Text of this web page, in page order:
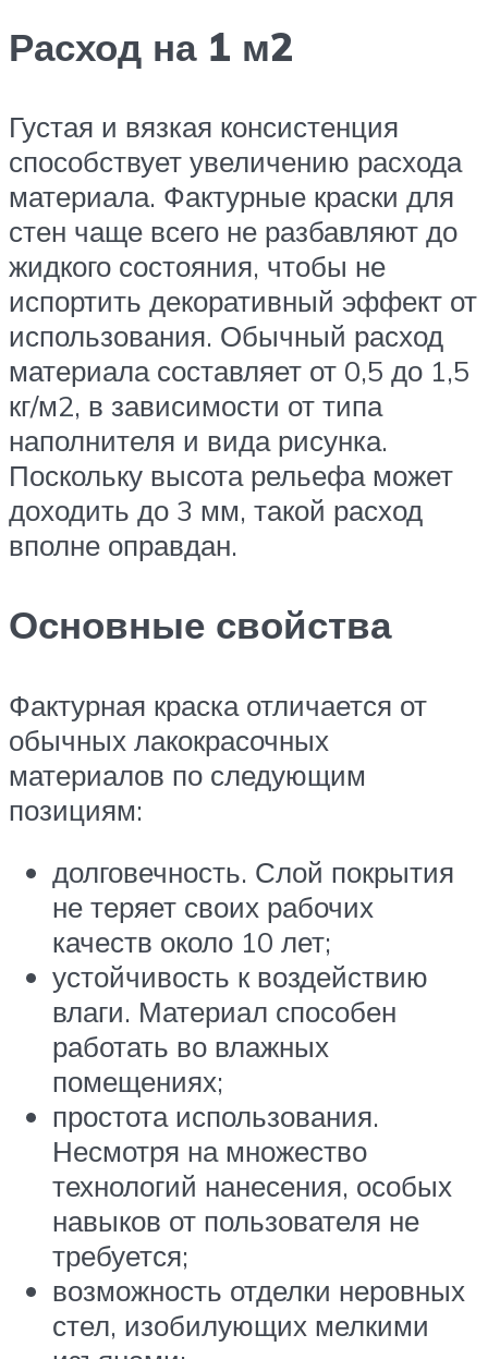
Расход на 1 м2
Густая и вязкая консистенция
способствует увеличению расхода
материала. Фактурные краски для
стен чаще всего не разбавляют до
жидкого состояния, чтобы не
испортить декоративный эффект от
использования. Обычный расход
материала составляет от 0,5 до 1,5
кг/м2, в зависимости от типа
наполнителя и вида рисунка.
Поскольку высота рельефа может
доходить до 3 мм, такой расход
вполне оправдан.
Основные свойства
Фактурная краска отличается от
обычных лакокрасочных
материалов по следующим
позициям:
долговечность. Слой покрытия
не теряет своих рабочих
качеств около 10 лет;
устойчивость к воздействию
влаги. Материал способен
работать во влажных
помещениях;
простота использования.
Несмотря на множество
технологий нанесения, особых
навыков от пользователя не
требуется;
возможность отделки неровных
стел, изобилующих мелкими